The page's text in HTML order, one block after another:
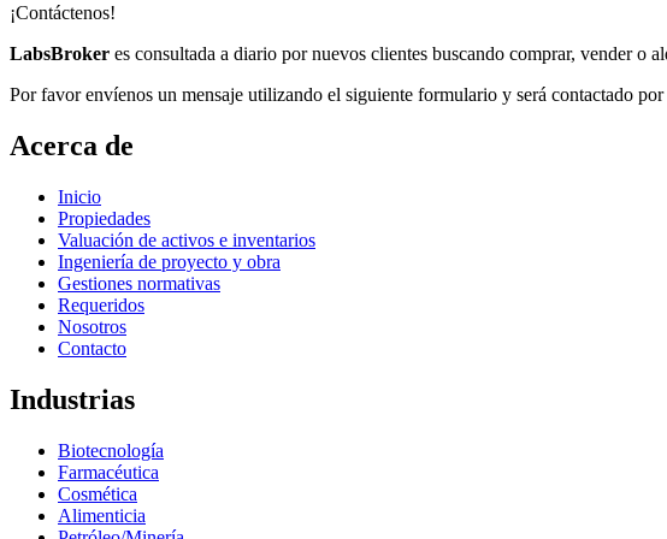
¡Contáctenos!
LabsBroker es consultada a diario por nuevos clientes buscando comprar, vender o
Por favor envíenos un mensaje utilizando el siguiente formulario y será contactado
Acerca de
Inicio
Propiedades
Valuación de activos e inventarios
Ingeniería de proyecto y obra
Gestiones normativas
Requeridos
Nosotros
Contacto
Industrias
Biotecnología
Farmacéutica
Cosmética
Alimenticia